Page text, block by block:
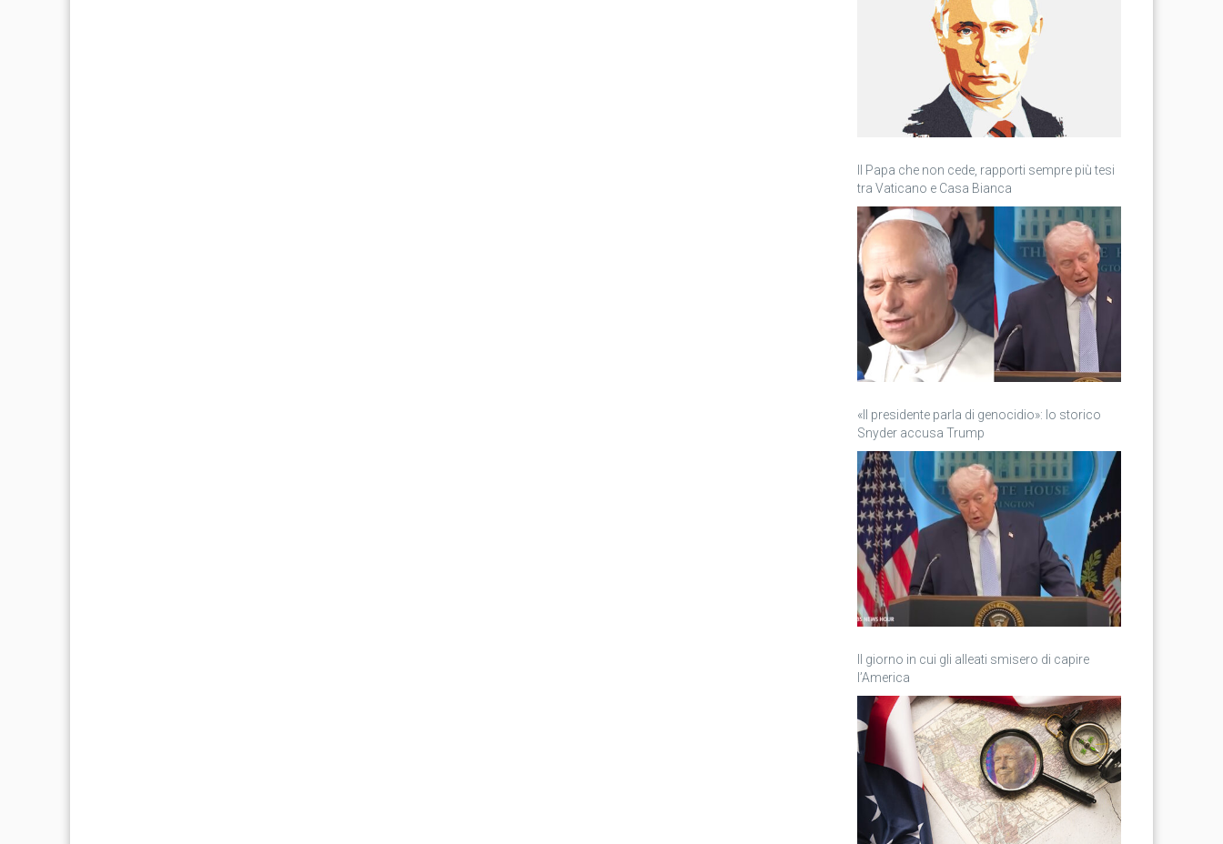
Il Papa che non cede, rapporti sempre più tesi
tra Vaticano e Casa Bianca
«Il presidente parla di genocidio»: lo storico
Snyder accusa Trump
Il giorno in cui gli alleati smisero di capire
l’America